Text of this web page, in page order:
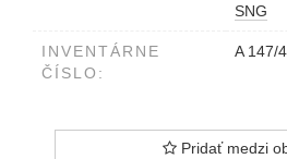
SNG
INVENTÁRNE
ČÍSLO:
A 147/4
Pridať medzi